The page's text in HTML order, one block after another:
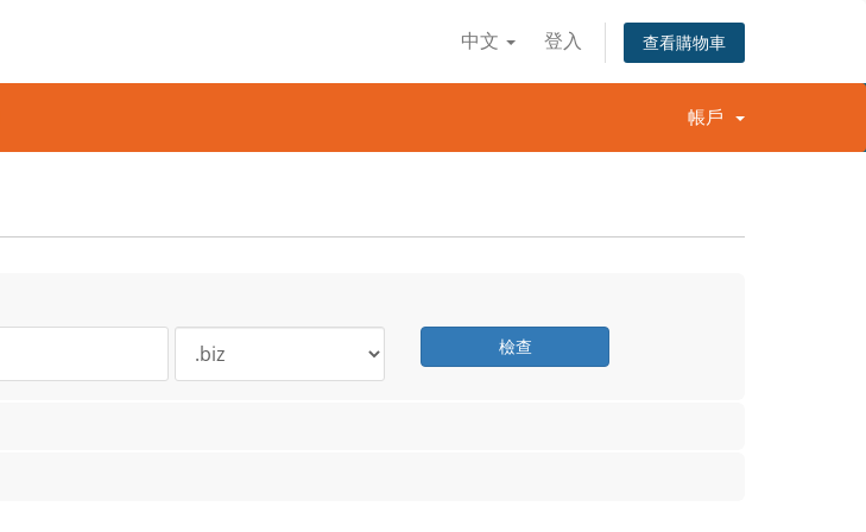
中文 登入 查看購物車
帳戶
檢查